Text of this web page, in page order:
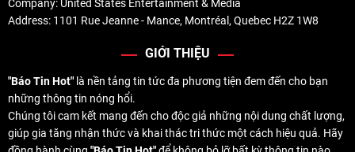
Company: United States Entertainment & Media
Address: 1101 Rue Jeanne - Mance, Montréal, Quebec H2Z 1W8
GIỚI THIỆU
"Báo Tin Hot" là nền tảng tin tức đa phương tiện đem đến cho bạn
những thông tin nóng hổi.
Chúng tôi cam kết mang đến cho độc giả những nội dung chất lượng,
giúp gia tăng nhận thức và khai thác tri thức một cách hiệu quả. Hãy